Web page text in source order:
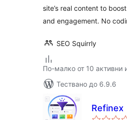
site’s real content to
and engagement. No
SEO Squirrly
По-малко от 10 активни
Тествано до 6.9.6
Refinex